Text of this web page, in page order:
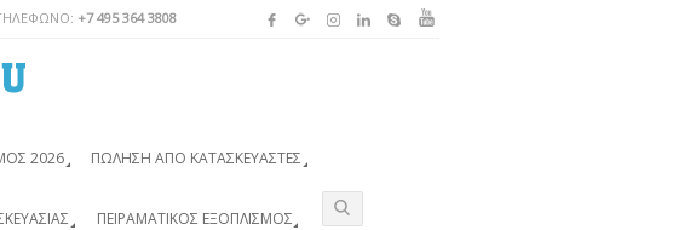
+7 495 364 3808
2026 ΠΏΛΗΣΗ ΑΠΌ ΚΑΤΑΣΚΕΥΑΣΤΈΣ
ΠΕΙΡΑΜΑΤΙΚΌΣ ΕΞΟΠΛΙΣΜΌΣ